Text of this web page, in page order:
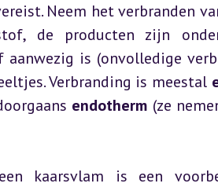
Neem het verbranden
de producten zijn
is (onvolledige
Verbranding is meestal
endotherm (ze
kaarsvlam is een